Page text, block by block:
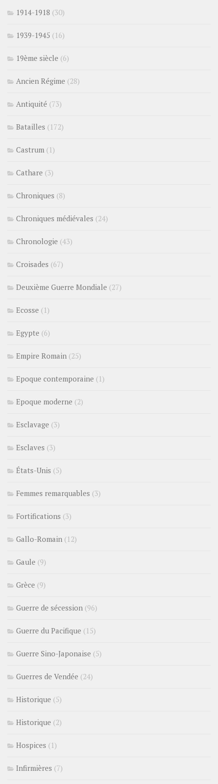
1914-1918 (30)
1939-1945 (16)
19ème siècle (6)
Ancien Régime (28)
Antiquité (73)
Batailles (172)
Castrum (1)
Cathare (3)
Chroniques (8)
Chroniques médiévales (24)
Chronologie (43)
Croisades (67)
Deuxième Guerre Mondiale (27)
Ecosse (1)
Egypte (6)
Empire Romain (25)
Epoque contemporaine (1)
Epoque moderne (2)
Esclavage (3)
Esclaves (3)
États-Unis (5)
Femmes remarquables (3)
Fortifications (3)
Gallo-Romain (12)
Gaule (9)
Grèce (9)
Guerre de sécession (96)
Guerre du Pacifique (15)
Guerre Sino-Japonaise (5)
Guerres de Vendée (24)
Historique (5)
Historique (2)
Hospices (1)
Infirmières (7)